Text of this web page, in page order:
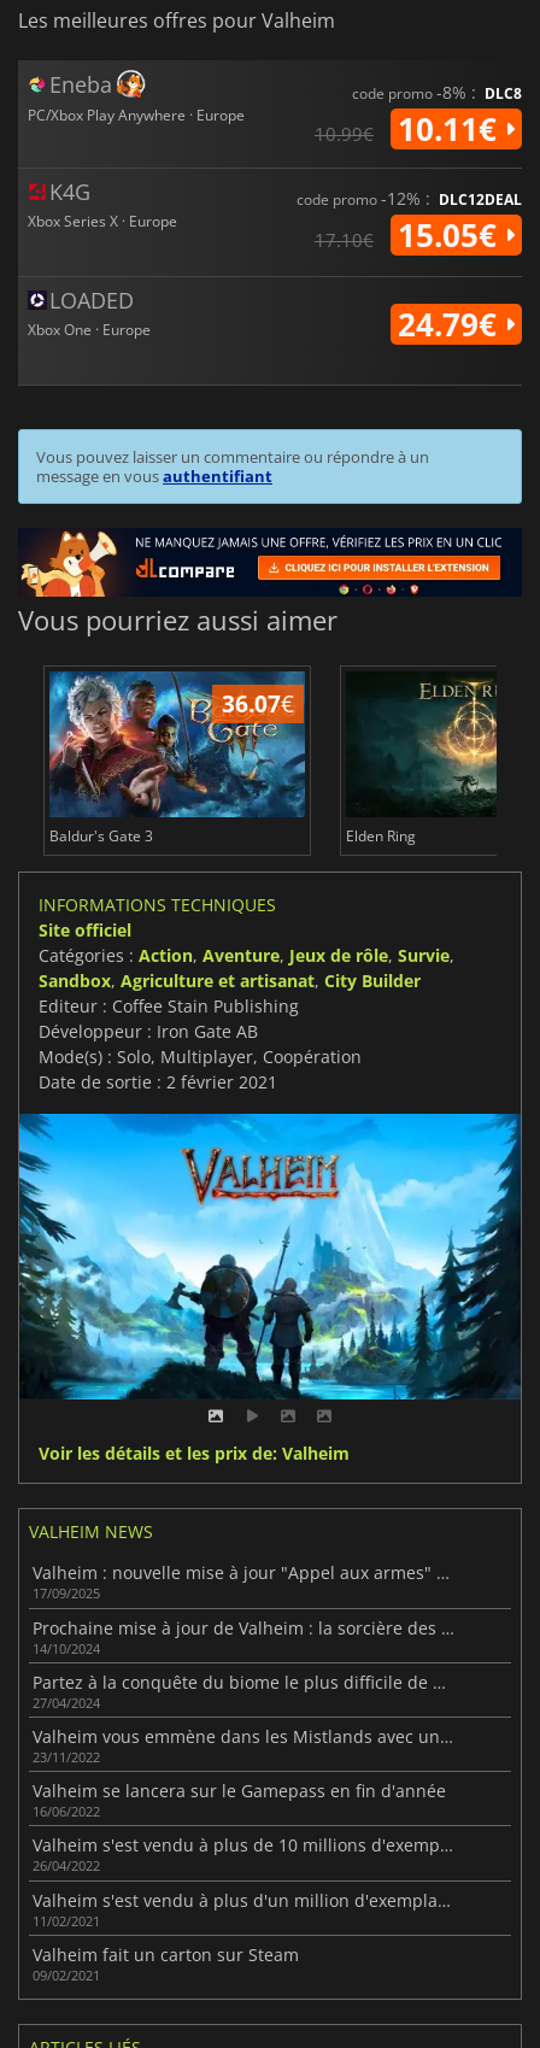
Les meilleures offres pour Valheim
Eneba
PC/Xbox Play Anywhere · Europe
code promo-8% : DLC8
10.99€ 10.11€
K4G
Xbox Series X · Europe
code promo-12% : DLC12DEAL
17.10€ 15.05€
LOADED
Xbox One · Europe 24.79€
Vous pouvez laisser un commentaire ou répondre à un
message en vousauthentifiant
Vous pourriez aussi aimer
36.07€
Baldur's Gate 3 Elden Ring
INFORMATIONS TECHNIQUES
Site officiel
Catégories : Action, Aventure, Jeux de rôle, Survie,
Sandbox, Agriculture et artisanat, City Builder
Editeur : Coffee Stain Publishing
Développeur : Iron Gate AB
Mode(s) : Solo, Multiplayer, Coopération
Date de sortie : 2 février 2021
Voir les détails et les prix de: Valheim
VALHEIM NEWS
Valheim : nouvelle mise à jour "Appel aux armes" axée sur le combat
17/09/2025
Prochaine mise à jour de Valheim : la sorcière des tourbières enrichit les aventures culinaires
14/10/2024
Partez à la conquête du biome le plus difficile de Valheim dans la dernière mise à jour.
27/04/2024
Valheim vous emmène dans les Mistlands avec une nouvelle mise à jour
23/11/2022
Valheim se lancera sur le Gamepass en fin d'année
16/06/2022
Valheim s'est vendu à plus de 10 millions d'exemplaires
26/04/2022
Valheim s'est vendu à plus d'un million d'exemplaires en une semaine
11/02/2021
Valheim fait un carton sur Steam
09/02/2021